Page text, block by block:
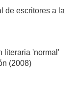
de escritores a la
literaria 'normal'
(2008)